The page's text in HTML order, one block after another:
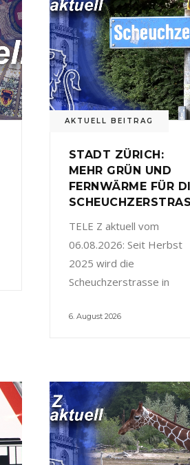
AKTUELL BEITRAG
STADT ZÜRICH:
MEHR GRÜN UND
FERNWÄRME FÜR
TELE Z aktuell vom
06.08.2026: Seit Herbst
2025 wird die
Scheuchzerstrasse in
6. August 2026